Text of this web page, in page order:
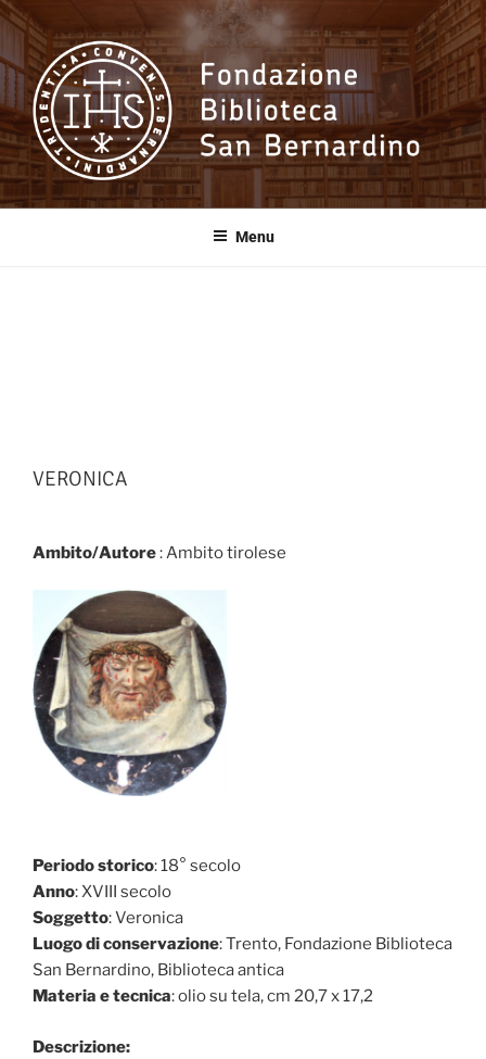
Salta
contenuto
Fondazione
Biblioteca SanMenu
VERONICA
Ambito/Autore: Ambito tirolese
Periodo storico: 18° secolo
Anno: XVIII secolo
Soggetto: Veronica
Luogo di conservazione: Trento, Fondazione Biblioteca
San Bernardino, Biblioteca antica
Materia e tecnica: olio su tela, cm 20,7 x 17,2
Descrizione: